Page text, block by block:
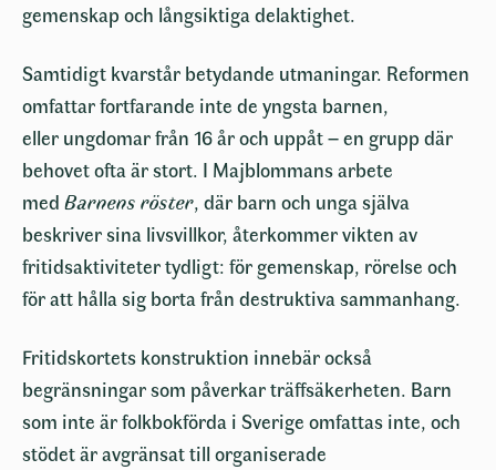
gemenskap och långsiktiga delaktighet.
Samtidigt kvarstår betydande utmaningar. Reformen
omfattar fortfarande inte de yngsta barnen,
eller ungdomar från 16 år och uppåt – en grupp där
behovet ofta är stort. I Majblommans arbete
med Barnens röster, där barn och unga själva
beskriver sina livsvillkor, återkommer vikten av
fritidsaktiviteter tydligt: för gemenskap, rörelse och
för att hålla sig borta från destruktiva sammanhang.
Fritidskortets konstruktion innebär också
begränsningar som påverkar träffsäkerheten. Barn
som inte är folkbokförda i Sverige omfattas inte, och
stödet är avgränsat till organiserade